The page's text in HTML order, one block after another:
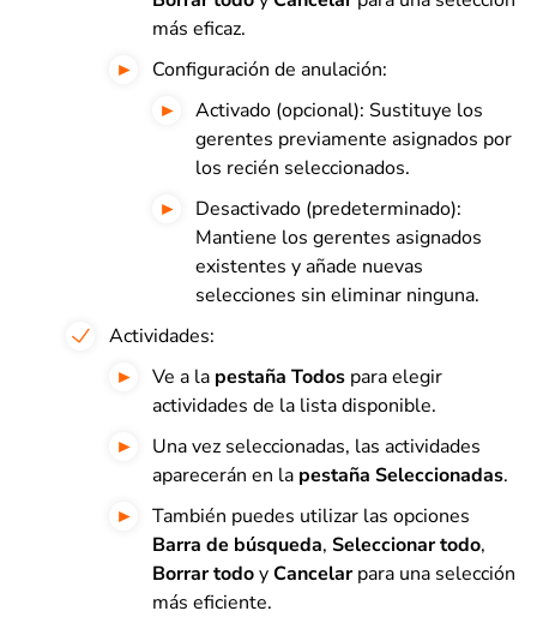
más eficaz.
Configuración de anulación:
Activado (opcional): Sustituye los
gerentes previamente asignados por
los recién seleccionados.
Desactivado (predeterminado):
Mantiene los gerentes asignados
existentes y añade nuevas
selecciones sin eliminar ninguna.
Actividades:
Ve a la pestaña Todos para elegir
actividades de la lista disponible.
Una vez seleccionadas, las actividades
aparecerán en la pestaña Seleccionadas.
También puedes utilizar las opciones
Barra de búsqueda, Seleccionar todo,
Borrar todoyCancelarpara una selección
más eficiente.